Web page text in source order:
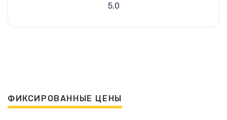
5.0
ФИКСИРОВАННЫЕ ЦЕНЫ